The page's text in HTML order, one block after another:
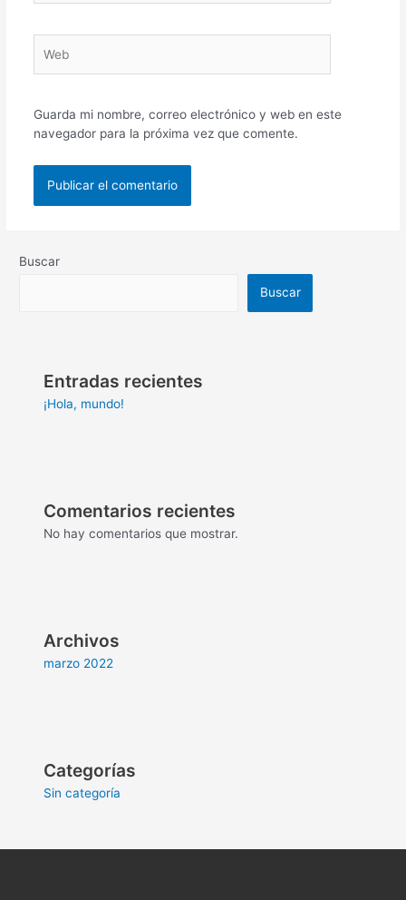
Guarda mi nombre, correo electrónico y web en este
navegador para la próxima vez que comente.
Buscar
Buscar
Entradas recientes
¡Hola, mundo!
Comentarios recientes
No hay comentarios que mostrar.
Archivos
marzo 2022
Categorías
Sin categoría